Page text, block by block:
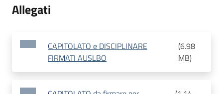
Allegati
CAPITOLATO e DISCIPLINARE
FIRMATI AUSLBO
(6.98
MB)